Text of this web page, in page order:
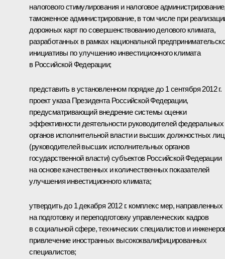
налогового стимулирования и налоговое
таможенное администрирование, в том числе при
дорожных карт по совершенствованию делового климата,
разработанных в рамках национальной
инициативы по улучшению инвестиционного климата
в Российской Федерации;
представить в установленном порядке до 1 сентября 2012 г.
проект указа Президента Российской Федерации,
предусматривающий внедрение системы оценки
эффективности деятельности руководителей федеральных
органов исполнительной власти и высших должностных лиц
(руководителей высших исполнительных органов
государственной власти) субъектов Российской Федерации
на основе качественных и количественных показателей
улучшения инвестиционного климата;
утвердить до 1 декабря 2012 г. комплекс мер, направленных
на подготовку и переподготовку управленческих кадров
в социальной сфере, технических специалистов и
привлечение иностранных высококвалифицированных
специалистов;